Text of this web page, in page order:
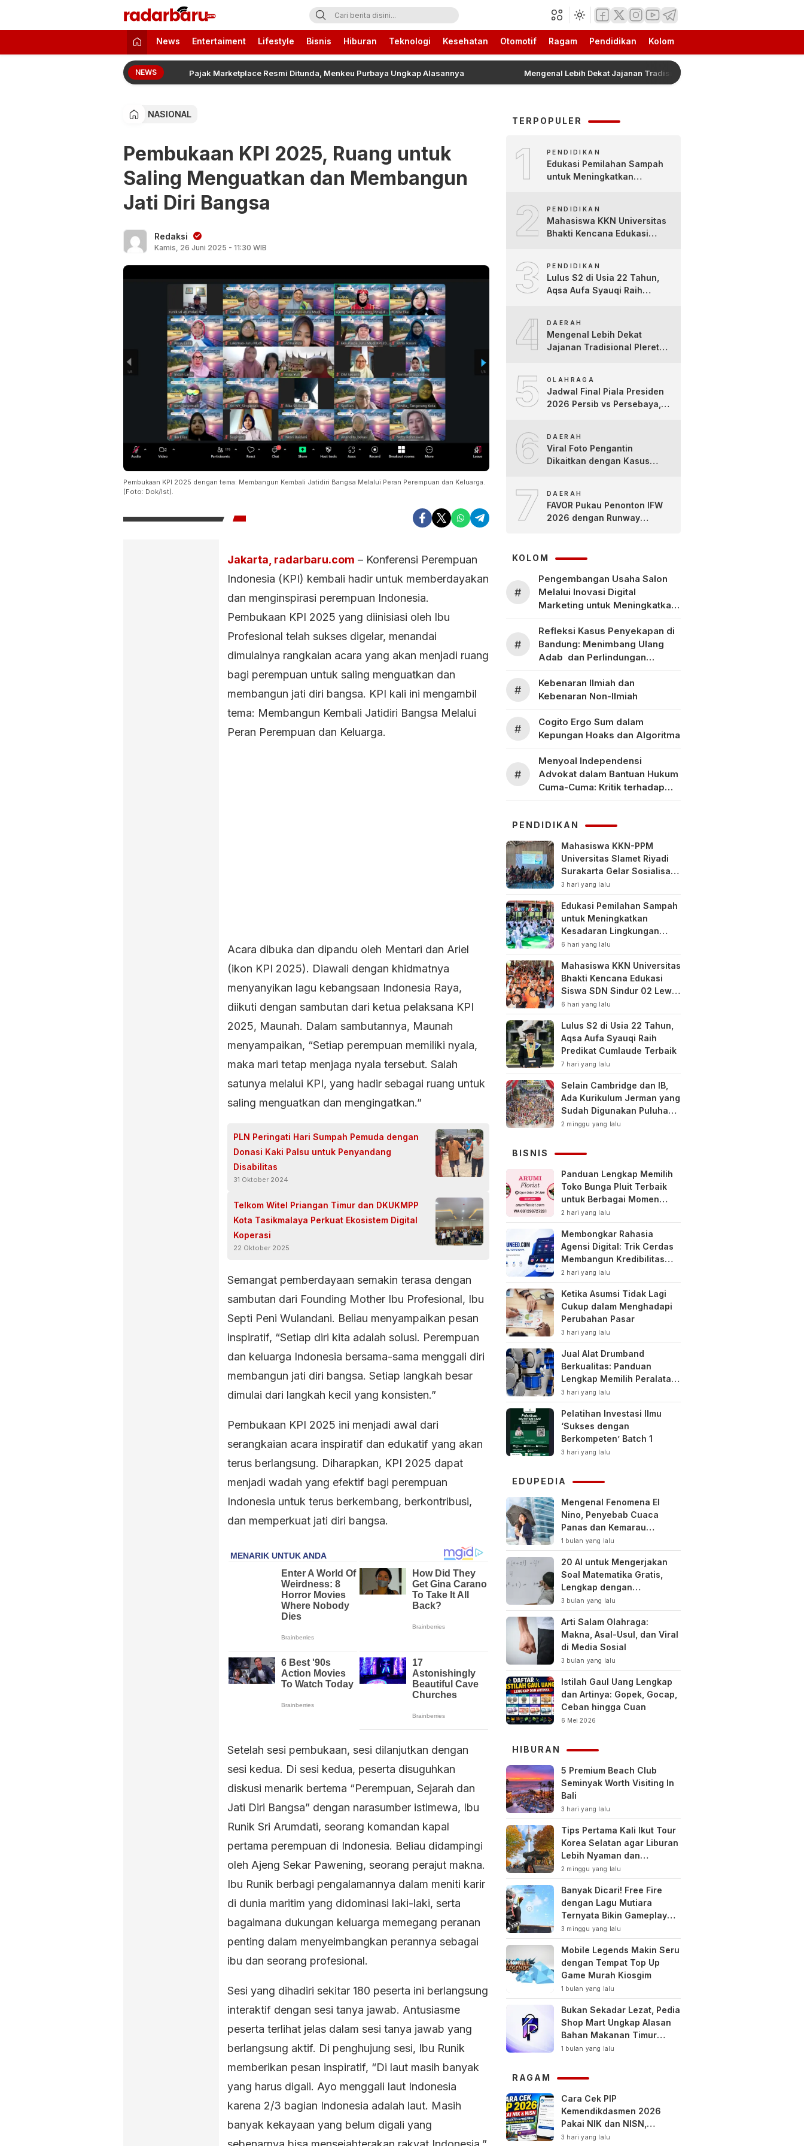
radarbaru.com
Informasi Berita Terbaru dan Terkini Hari Ini
News Entertaiment Lifestyle Bisnis Hiburan Teknologi Kesehatan Otomotif Ragam Pendidikan Kolom
NEWS Pajak Marketplace Resmi Ditunda, Menkeu Purbaya Ungkap Alasannya Mengenal Lebih Dekat Jajanan Tradisional Pleret Khas Bojonegoro Bersama
NASIONAL
Pembukaan KPI 2025, Ruang untuk
Saling Menguatkan dan Membangun
Jati Diri Bangsa
Redaksi
Kamis, 26 Juni 2025 - 11:30 WIB
Pembukaan KPI 2025 dengan tema: Membangun Kembali Jatidiri Bangsa Melalui Peran Perempuan dan Keluarga.
(Foto: Dok/Ist).
Jakarta, radarbaru.com – Konferensi Perempuan
Indonesia (KPI) kembali hadir untuk memberdayakan
dan menginspirasi perempuan Indonesia.
Pembukaan KPI 2025 yang diinisiasi oleh Ibu
Profesional telah sukses digelar, menandai
dimulainya rangkaian acara yang akan menjadi ruang
bagi perempuan untuk saling menguatkan dan
membangun jati diri bangsa. KPI kali ini mengambil
tema: Membangun Kembali Jatidiri Bangsa Melalui
Peran Perempuan dan Keluarga.
Acara dibuka dan dipandu oleh Mentari dan Ariel
(ikon KPI 2025). Diawali dengan khidmatnya
menyanyikan lagu kebangsaan Indonesia Raya,
diikuti dengan sambutan dari ketua pelaksana KPI
2025, Maunah. Dalam sambutannya, Maunah
menyampaikan, “Setiap perempuan memiliki nyala,
maka mari tetap menjaga nyala tersebut. Salah
satunya melalui KPI, yang hadir sebagai ruang untuk
saling menguatkan dan mengingatkan.”
PLN Peringati Hari Sumpah Pemuda dengan
Donasi Kaki Palsu untuk Penyandang
Disabilitas
31 Oktober 2024
Telkom Witel Priangan Timur dan DKUKMPP
Kota Tasikmalaya Perkuat Ekosistem Digital
Koperasi
22 Oktober 2025
Semangat pemberdayaan semakin terasa dengan
sambutan dari Founding Mother Ibu Profesional, Ibu
Septi Peni Wulandani. Beliau menyampaikan pesan
inspiratif, “Setiap diri kita adalah solusi. Perempuan
dan keluarga Indonesia bersama-sama menggali diri
membangun jati diri bangsa. Setiap langkah besar
dimulai dari langkah kecil yang konsisten.”
Pembukaan KPI 2025 ini menjadi awal dari
serangkaian acara inspiratif dan edukatif yang akan
terus berlangsung. Diharapkan, KPI 2025 dapat
menjadi wadah yang efektif bagi perempuan
Indonesia untuk terus berkembang, berkontribusi,
dan memperkuat jati diri bangsa.
Setelah sesi pembukaan, sesi dilanjutkan dengan
sesi kedua. Di sesi kedua, peserta disuguhkan
diskusi menarik bertema “Perempuan, Sejarah dan
Jati Diri Bangsa” dengan narasumber istimewa, Ibu
Runik Sri Arumdati, seorang komandan kapal
pertama perempuan di Indonesia. Beliau didampingi
oleh Ajeng Sekar Pawening, seorang perajut makna.
Ibu Runik berbagi pengalamannya dalam meniti karir
di dunia maritim yang didominasi laki-laki, serta
bagaimana dukungan keluarga memegang peranan
penting dalam menyeimbangkan perannya sebagai
ibu dan seorang profesional.
Sesi yang dihadiri sekitar 180 peserta ini berlangsung
interaktif dengan sesi tanya jawab. Antusiasme
peserta terlihat jelas dalam sesi tanya jawab yang
berlangsung aktif. Di penghujung sesi, Ibu Runik
memberikan pesan inspiratif, “Di laut masih banyak
yang harus digali. Ayo menggali laut Indonesia
karena 2/3 bagian Indonesia adalah laut. Masih
banyak kekayaan yang belum digali yang
TERPOPULER
1 PENDIDIKAN
Edukasi Pemilahan Sampah
untuk Meningkatkan
Kartini
2 PENDIDIKAN
Mahasiswa KKN Universitas
Bhakti Kencana Edukasi
3 PENDIDIKAN
Lulus S2 di Usia 22 Tahun,
Aqsa Aufa Syauqi Raih
4 DAERAH
Mengenal Lebih Dekat
Jajanan Tradisional Pleret
5 OLAHRAGA
Jadwal Final Piala Presiden
2026 Persib vs Persebaya,
6 DAERAH
Viral Foto Pengantin
Dikaitkan dengan Kasus
7 DAERAH
FAVOR Pukau Penonton IFW
2026 dengan Runway
KOLOM
#
Pengembangan Usaha Salon
Melalui Inovasi Digital
Marketing untuk Meningkatkan
Salon Mitra, Selong Lombok
Timur
#
Refleksi Kasus Penyekapan di
Bandung: Menimbang Ulang
Adab dan Perlindungan
#
Kebenaran Ilmiah dan
Kebenaran Non-Ilmiah
#
Cogito Ergo Sum dalam
Kepungan Hoaks dan Algoritma
#
Menyoal Independensi
Advokat dalam Bantuan Hukum
Cuma-Cuma: Kritik terhadap
PENDIDIKAN
Mahasiswa KKN-PPM
Universitas Slamet Riyadi
Surakarta Gelar Sosialisasi
Pengelolaan Keuangan
Keluarga
3 hari yang lalu
Edukasi Pemilahan Sampah
untuk Meningkatkan
Kesadaran Lingkungan
Sejak Dini di SDN Pacul 1
dan TK Kartini
6 hari yang lalu
Mahasiswa KKN Universitas
Bhakti Kencana Edukasi
Siswa SDN Sindur 02 Lewat
Program SIGERCEP
6 hari yang lalu
Lulus S2 di Usia 22 Tahun,
Aqsa Aufa Syauqi Raih
Predikat Cumlaude Terbaik
7 hari yang lalu
Selain Cambridge dan IB,
Ada Kurikulum Jerman yang
Sudah Digunakan Puluhan
Tahun di Indonesia
2 minggu yang lalu
BISNIS
Panduan Lengkap Memilih
Toko Bunga Pluit Terbaik
untuk Berbagai Momen
Spesial
2 hari yang lalu
Membongkar Rahasia
Agensi Digital: Trik Cerdas
Membangun Kredibilitas
Toko Online Baru
2 hari yang lalu
Ketika Asumsi Tidak Lagi
Cukup dalam Menghadapi
Perubahan Pasar
3 hari yang lalu
Jual Alat Drumband
Berkualitas: Panduan
Lengkap Memilih Peralatan
Drumband Terbaik untuk
Sekolah, Instansi, dan
Komunitas
3 hari yang lalu
Pelatihan Investasi Ilmu
‘Sukses dengan
Berkompeten’ Batch 1
3 hari yang lalu
EDUPEDIA
Mengenal Fenomena El
Nino, Penyebab Cuaca
Panas dan Kemarau
Panjang
1 bulan yang lalu
20 AI untuk Mengerjakan
Soal Matematika Gratis,
Lengkap dengan
Pembahasan
3 bulan yang lalu
Arti Salam Olahraga:
Makna, Asal-Usul, dan Viral
di Media Sosial
3 bulan yang lalu
Istilah Gaul Uang Lengkap
dan Artinya: Gopek, Gocap,
Ceban hingga Cuan
6 Mei 2026
HIBURAN
5 Premium Beach Club
Seminyak Worth Visiting In
Bali
3 hari yang lalu
Tips Pertama Kali Ikut Tour
Korea Selatan agar Liburan
Lebih Nyaman dan
Berkesan
2 minggu yang lalu
Banyak Dicari! Free Fire
dengan Lagu Mutiara
Ternyata Bikin Gameplay
Makin Keren
3 minggu yang lalu
Mobile Legends Makin Seru
dengan Tempat Top Up
Game Murah Kiosgim
1 bulan yang lalu
Bukan Sekadar Lezat, Pedia
Shop Mart Ungkap Alasan
Bahan Makanan Timur
Tengah Jadi Tren Gaya
1 bulan yang lalu
RAGAM
Cara Cek PIP
Kemendikdasmen 2026
Pakai NIK dan NISN,
Bantuan hingga Rp1,8 Juta
3 hari yang lalu